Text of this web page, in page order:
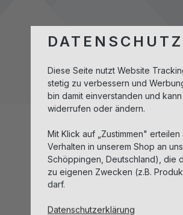
Diese Seite nutzt Website
stetig zu verbessern und
bin damit einverstanden und
widerrufen oder ändern.
Mit Klick auf „Zustimmen"
Verhalten in unserem Shop an
Schöppingen, Deutschland), die
zu eigenen Zwecken (z.B.
darf.
Datenschutzerklärung